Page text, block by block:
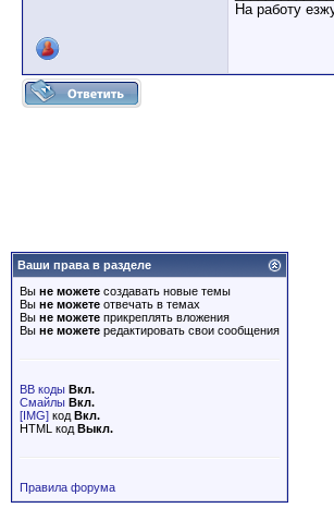
На работу
Ваши права в разделе
Вы не можете создавать новые темы
Вы не можете отвечать в темах
Вы не можете прикреплять вложения
Вы не можете редактировать свои сообщения
BB коды Вкл.
Смайлы Вкл.
[IMG] код Вкл.
HTML код Выкл.
Правила форума